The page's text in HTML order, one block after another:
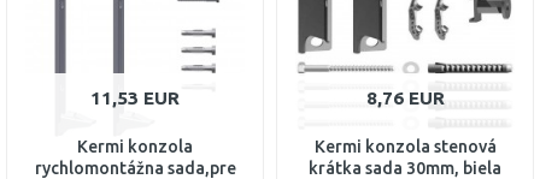
11,53 EUR
Kermi konzola
rychlomontážna sada,pre
8,76 EUR
Kermi konzola stenová
krátka sada 30mm, biela